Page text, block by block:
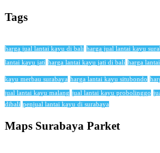
Tags
harga jual lantai kayu di bali harga jual lantai kayu
lantai kayu jati harga lantai kayu jati di bali harga
kayu merbau surabaya harga lantai kayu situbondo
jual lantai kayu malang jual lantai kayu probolinggo
dibali penjual lantai kayu di surabaya
Maps Surabaya Parket